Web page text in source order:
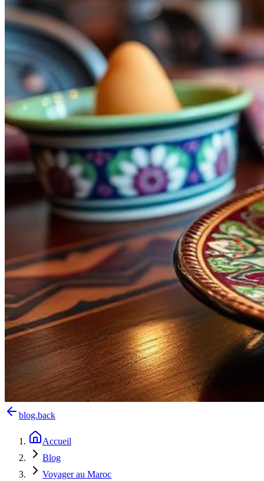
blog.back
Accueil
Blog
Voyager au Maroc